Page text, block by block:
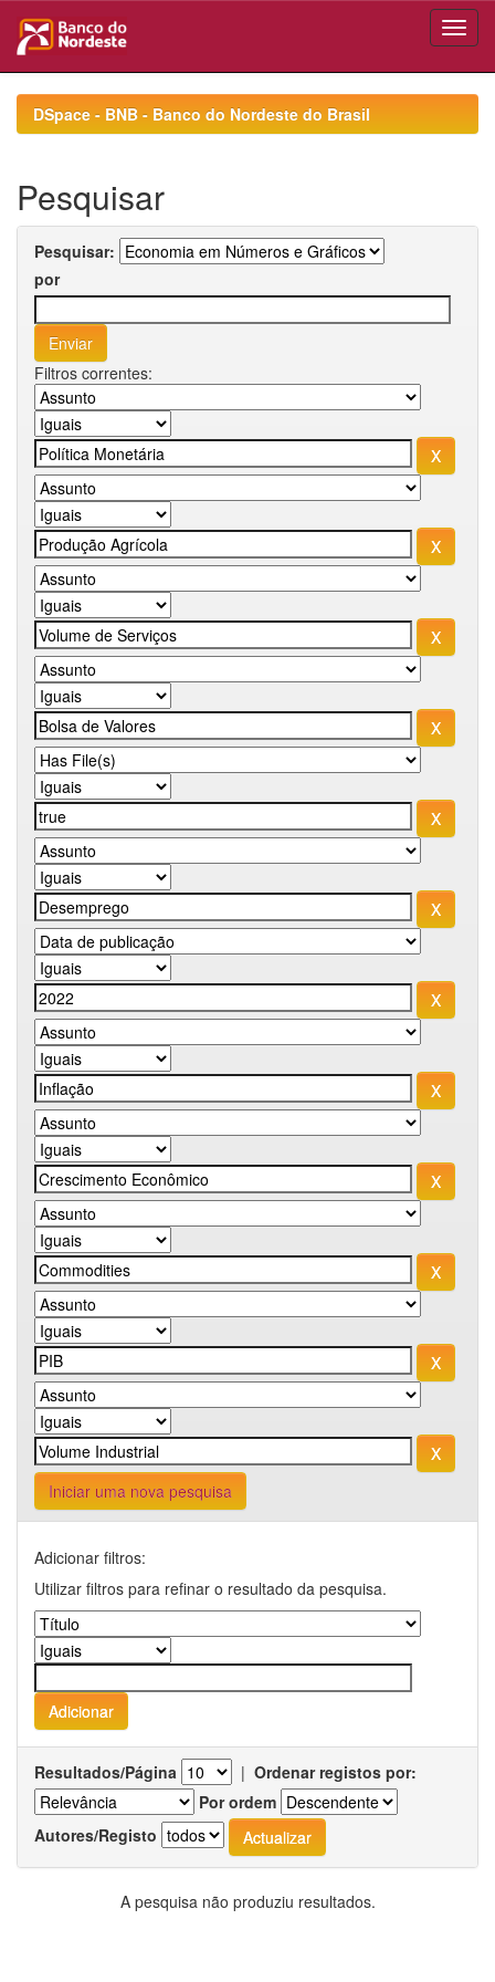
navigationDSpace - BNB - Banco do Nordeste do Brasil
Pesquisar
Pesquisar:
por
Filtros correntes:
Iniciar uma nova pesquisa
Adicionar filtros:
Utilizar filtros para refinar o resultado da pesquisa.
Resultados/Página | Ordenar registos por:
Por ordem
Autores/Registo
A pesquisa não produziu resultados.